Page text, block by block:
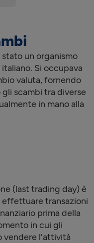
un organismo
Si occupava
valuta, fornendo
scambi tra diverse
in mano alla
(last trading day) è
transazioni
prima della
in cui gli
vendere l'attività